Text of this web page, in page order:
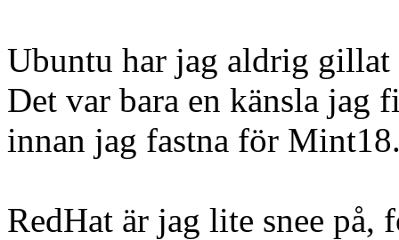
Ubuntu har jag aldrig
Det var bara en känsla jag
innan jag fastna för
RedHat är jag lite snee på,